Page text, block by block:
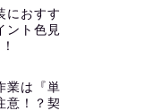
におすす
ント色見
業は『単
意！？契